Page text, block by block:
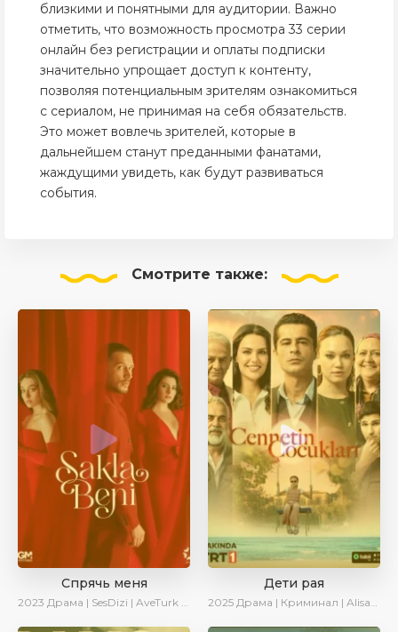
близкими и понятными для аудитории. Важно
отметить, что возможность просмотра 33 серии
онлайн без регистрации и оплаты подписки
значительно упрощает доступ к контенту,
позволяя потенциальным зрителям ознакомиться
с сериалом, не принимая на себя обязательств.
Это может вовлечь зрителей, которые в
дальнейшем станут преданными фанатами,
жаждущими увидеть, как будут развиваться
события.
Смотрите также:
Спрячь меня
2023 Драма | SesDizi | AveTurk | AlisaDirilis | Сериалы 2023
Дети рая
2025 Драма | Криминал | AlisaDirilis | Новинки | Сериалы 2025